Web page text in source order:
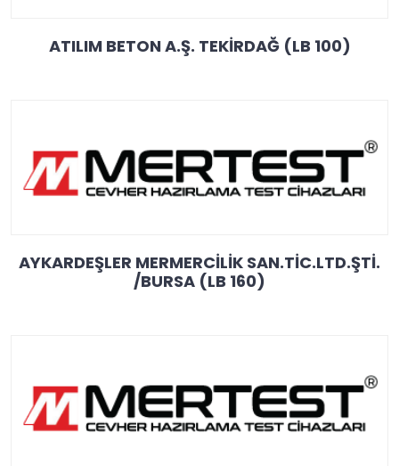
ATILIM BETON A.Ş. TEKİRDAĞ (LB 100)
AYKARDEŞLER MERMERCİLİK SAN.TİC.LTD.ŞTİ.
/BURSA (LB 160)